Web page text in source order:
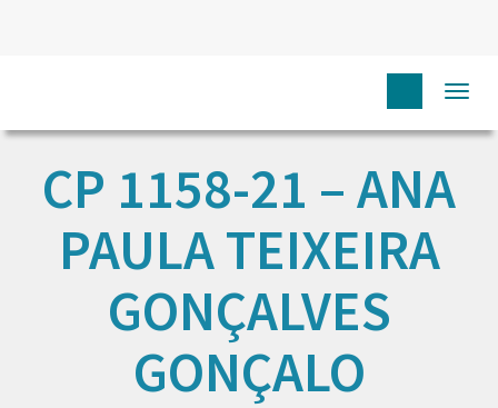
CP 1158-21 – ANA
PAULA TEIXEIRA
GONÇALVES
GONÇALO